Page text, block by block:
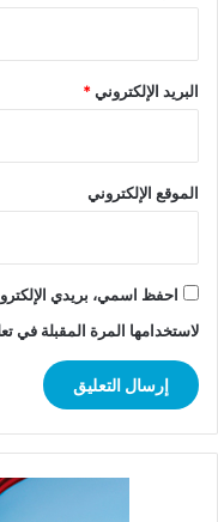
البريد الإلكتروني*
الموقع الإلكتروني
احفظ اسمي، بريدي
لاستخدامها المرة المقبلة في